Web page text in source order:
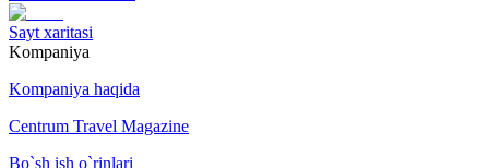
Sayt xaritasi
Kompaniya
Kompaniya haqida
Centrum Travel Magazine
Bo`sh ish o`rinlari